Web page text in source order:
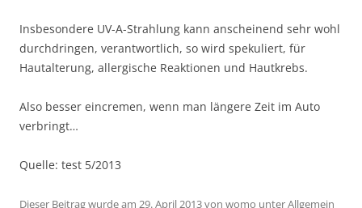
Insbesondere UV-A-Strahlung kann anscheinend sehr wohl
durchdringen, verantwortlich, so wird spekuliert, für
Hautalterung, allergische Reaktionen und Hautkrebs.
Also besser eincremen, wenn man längere Zeit im Auto
verbringt…
Quelle: test 5/2013
Dieser Beitrag wurde am 29. April 2013von womo unterAllgemein